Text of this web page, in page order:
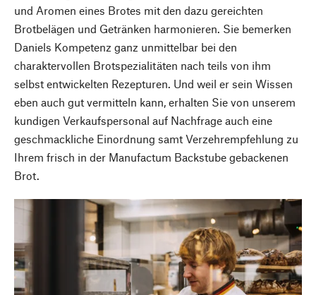
und Aromen eines Brotes mit den dazu gereichten
Brotbelägen und Getränken harmonieren. Sie bemerken
Daniels Kompetenz ganz unmittelbar bei den
charaktervollen Brotspezialitäten nach teils von ihm
selbst entwickelten Rezepturen. Und weil er sein Wissen
eben auch gut vermitteln kann, erhalten Sie von unserem
kundigen Verkaufspersonal auf Nachfrage auch eine
geschmackliche Einordnung samt Verzehrempfehlung zu
Ihrem frisch in der Manufactum Backstube gebackenen
Brot.